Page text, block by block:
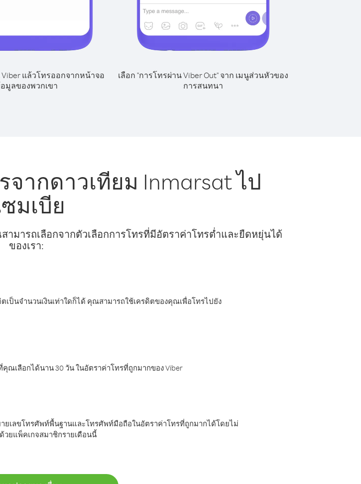
Viber แล้วโทรออกจากหน้าจอ
มูลของพวกเขา
เลือก "การโทรผ่าน Viber Out" จาก เมนูส่วนหัวของ
การสนทนา
ากดาวเทียม Inmarsat ไป
มเบีย
มารถเลือกจากตัวเลือกการโทรที่มีอัตราค่าโทรต่ำและยืดหยุ่นได้
ของเรา:
เป็นจำนวนเงินเท่าใดก็ได้ คุณสามารถใช้เครดิตของคุณเพื่อโทรไปยัง
ณเลือกได้นาน 30 วัน ในอัตราค่าโทรที่ถูกมากของ Viber
ยเลขโทรศัพท์พื้นฐานและโทรศัพท์มือถือในอัตราค่าโทรที่ถูกมากได้โดยไม่
ยแพ็คเกจสมาชิกรายเดือนนี้